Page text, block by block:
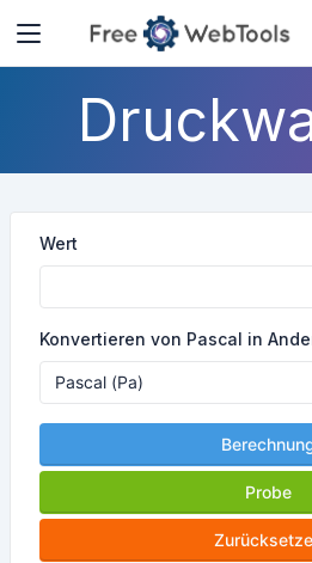
Wert
Konvertieren von Pascal in
Probe